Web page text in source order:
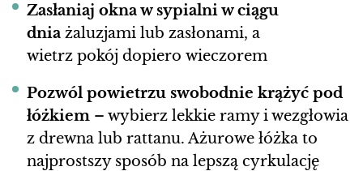
Zasłaniaj okna w sypialni w ciągu
dnia żaluzjami lub zasłonami, a
wietrz pokój dopiero wieczorem
Pozwól powietrzu swobodnie krążyć pod
łóżkiem – wybierz lekkie ramy i wezgłowia
z drewna lub rattanu. Ażurowe łóżka to
najprostszy sposób na lepszą cyrkulację